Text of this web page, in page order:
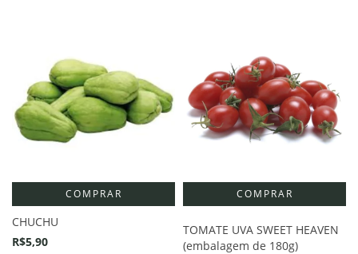
COMPRAR
CHUCHU
R$5,90
TOMATE UVA SWEET HEAVEN
(embalagem de 180g)